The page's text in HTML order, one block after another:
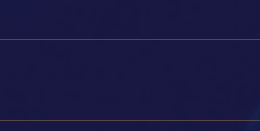
um certificado de participação.
uma aula teórica de 4 horas,